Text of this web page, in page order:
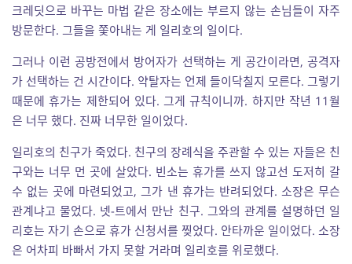
크레딧으로 바꾸는 마법 같은 장소에는 부르지 않는 손님들이 자주
방문한다. 그들을 쫓아내는 게 일리호의 일이다.
그러나 이런 공방전에서 방어자가 선택하는 게 공간이라면, 공격자
가 선택하는 건 시간이다. 약탈자는 언제 들이닥칠지 모른다. 그렇기
때문에 휴가는 제한되어 있다. 그게 규칙이니까. 하지만 작년 11월
은 너무 했다. 진짜 너무한 일이었다.
일리호의 친구가 죽었다. 친구의 장례식을 주관할 수 있는 자들은 친
구와는 너무 먼 곳에 살았다. 빈소는 휴가를 쓰지 않고선 도저히 갈
수 없는 곳에 마련되었고, 그가 낸 휴가는 반려되었다. 소장은 무슨
관계냐고 물었다. 넷-트에서 만난 친구. 그와의 관계를 설명하던 일
리호는 자기 손으로 휴가 신청서를 찢었다. 안타까운 일이었다. 소장
은 어차피 바빠서 가지 못할 거라며 일리호를 위로했다.